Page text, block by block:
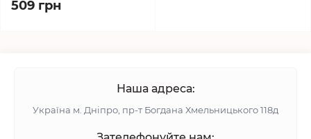
509 грн
Наша адреса:
Українa м. Дніпро, пр-т Богдана Хмельницького 118д